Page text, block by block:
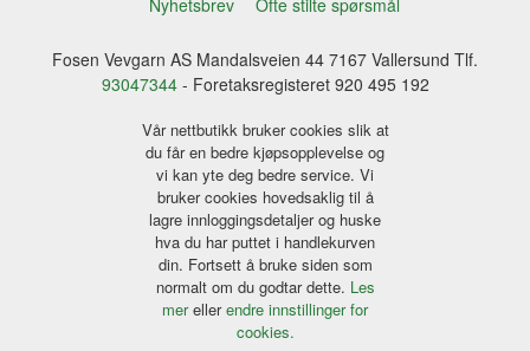
Fosen Vevgarn AS Mandalsveien 44 7167 Vallersund Tlf.
93047344- Foretaksregisteret 920 495 192
Vår nettbutikk bruker cookies slik at
du får en bedre kjøpsopplevelse og
vi kan yte deg bedre service. Vi
bruker cookies hovedsaklig til å
lagre innloggingsdetaljer og huske
hva du har puttet i handlekurven
din. Fortsett å bruke siden som
normalt om du godtar dette. Les
merellerendre innstillinger for
cookies.